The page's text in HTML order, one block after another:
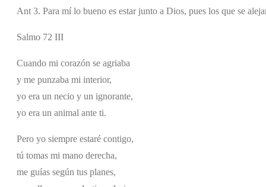
Ant 3. Para mí lo bueno es estar junto a Dios, pues los que se
Salmo 72 III
Cuando mi corazón se agriaba
y me punzaba mi interior,
yo era un necio y un ignorante,
yo era un animal ante ti.
Pero yo siempre estaré contigo,
tú tomas mi mano derecha,
me guías según tus planes,